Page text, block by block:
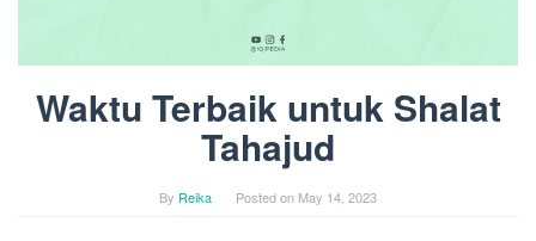
Waktu Terbaik untuk Shalat
Tahajud
By Reika Posted on May 14, 2023